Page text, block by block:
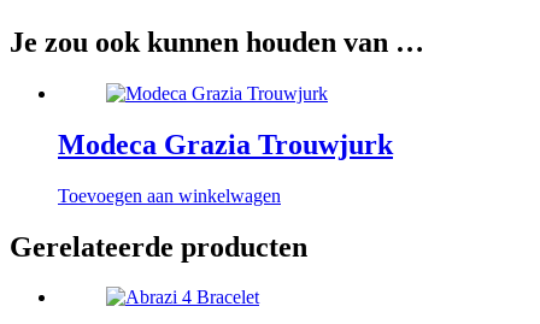
Je zou ook kunnen houden van …
Modeca Grazia Trouwjurk
Toevoegen aan winkelwagen
Gerelateerde producten